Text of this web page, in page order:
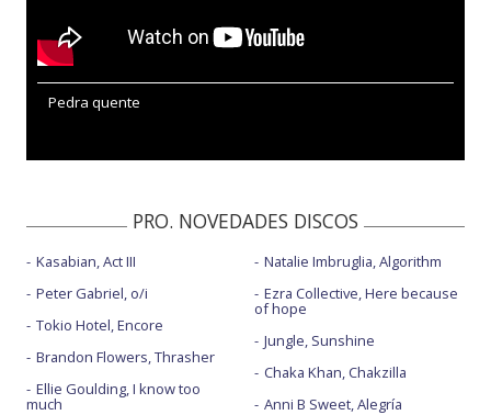
Pedra quente
PRO. NOVEDADES DISCOS
Kasabian, Act III
Peter Gabriel, o/i
Tokio Hotel, Encore
Brandon Flowers, Thrasher
Ellie Goulding, I know too
much
Natalie Imbruglia, Algorithm
Ezra Collective, Here because
of hope
Jungle, Sunshine
Chaka Khan, Chakzilla
Anni B Sweet, Alegría